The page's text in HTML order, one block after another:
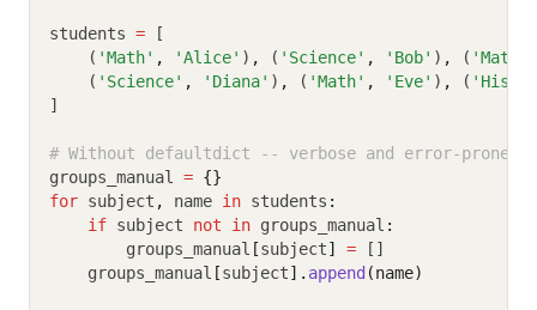
students = [
    (
'Math' , 'Alice' ) , ( 'Science' , 'Bob' ) , ( 'Math'
    (
'Science' , 'Diana' ) , ( 'Math' , 'Eve' ) , (
]
# Without defaultdict -- verbose and error-prone
groups_manual = {}
for subject , name in students :
if subject not in groups_manual :
        groups_manual
[subject] = []
    groups_manual
[subject]. append (name)